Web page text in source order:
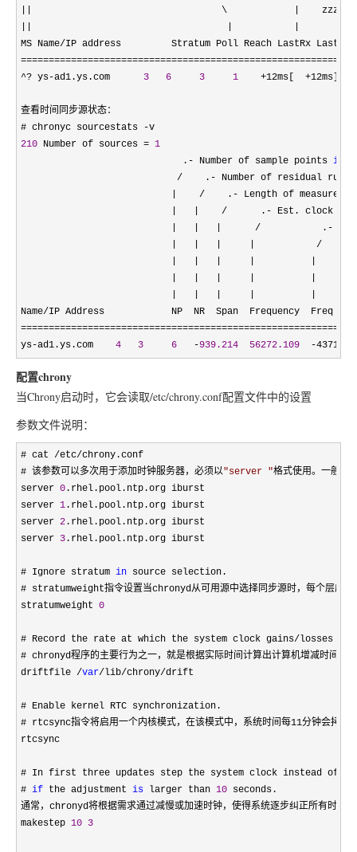
||                                  \            |    zzzz =
MS Name/
^? ys-ad1.ys.com 3 6 3 1
+12ms[  +12ms]
查看时间同步源状态：
# chronyc sourcestats
-
210 Number of sources = 1
                             .
- Number of sample points in
/    .- Number of residual runs
|    /    .- Length of
|   |    /      .- Est. clock
|   |   |      /           .-
|   |   |     |           /
Name/
ys-ad1.ys.com 4 3 6
   -
939.214 56272.109
-4371us
配置chrony
当Chrony启动时，它会读取/etc/chrony.conf配置文件中的设置
参数文件说明：
# cat /etc/chrony.conf
# 该参数可以多次用于添加时钟服务器，必须以"server "格式使用。一般而
server 0 .rhel.pool.ntp.org iburst
server 1 .rhel.pool.ntp.org iburst
server 2 .rhel.pool.ntp.org iburst
server 3 .rhel.pool.ntp.org iburst
# Ignore stratum in source selection.
# stratumweight指令设置当chronyd从可用源中选择同步源时，每个层应该
stratumweight 0
# Record the rate at which the system clock gains/ losses
# chronyd程序的主要行为之一，就是根据实际时间计算出计算机增减时间的
driftfile /var/lib/chrony/drift
# Enable kernel RTC synchronization.
# rtcsync指令将启用一个内核模式，在该模式中，系统时间每11分钟会拷贝
rtcsync
# In first three updates step the system clock instead of
# if the adjustment is larger than 10 seconds.
通常，chronyd将根据需求通过减慢或加速时钟，使得系统逐步纠正所有时间
makestep 10 3